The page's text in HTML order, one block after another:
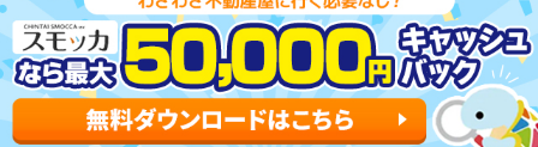
食費(外食費含む) 60,000円
光熱費 10,000円
水道代 6,000円
交際費 30,000円